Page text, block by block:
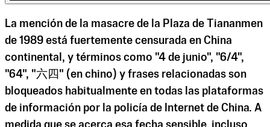
La mención de la masacre de la Plaza de Tiananmen
de 1989 está fuertemente censurada en China
continental, y términos como "4 de junio", "6/4",
"64", "六四" (en chino) y frases relacionadas son
bloqueados habitualmente en todas las plataformas
de información por la policía de Internet de China. A